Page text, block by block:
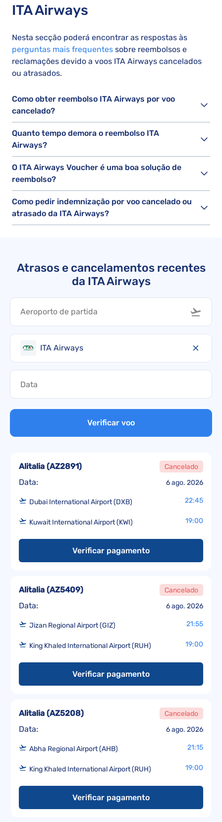
ITA Airways
Nesta secção poderá encontrar as respostas às
perguntas mais frequentes sobre reembolsos e
reclamações devido a voos ITA Airways cancelados
ou atrasados.
Como obter reembolso ITA Airways por voo
cancelado?
Quanto tempo demora o reembolso ITA
Airways?
O ITA Airways Voucher é uma boa solução de
reembolso?
Como pedir indemnização por voo cancelado ou
atrasado da ITA Airways?
Atrasos e cancelamentos recentes
da ITA Airways
ITA Airways
Verificar voo
Data: 6 ago. 2026
Alitalia (AZ2891) Cancelado
Dubai International Airport (DXB) 22:45
Kuwait International Airport (KWI) 19:00
Verificar pagamento
Data: 6 ago. 2026
Alitalia (AZ5409) Cancelado
Jizan Regional Airport (GIZ) 21:55
King Khaled International Airport (RUH) 19:00
Verificar pagamento
Data: 6 ago. 2026
Alitalia (AZ5208) Cancelado
Abha Regional Airport (AHB) 21:15
King Khaled International Airport (RUH) 19:00
Verificar pagamento